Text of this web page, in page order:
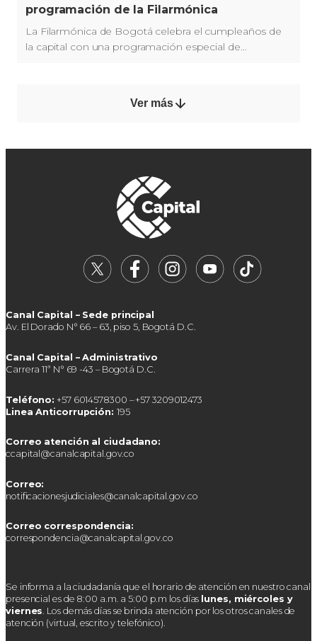
programación de la Filarmónica
La Filarmónica de Bogotá celebra el cumpleaños de
la capital con una programación especial de
Ver más
Canal Capital – Sede principal
Av. El Dorado N° 66 – 63, piso 5, Bogotá D.C.
Canal Capital – Administrativo
Carrera 11ª N° 69 -43 – Bogotá D.C.
Teléfono: +57 6014578300 – +57 3209012473
Linea Anticorrupción: 195
Correo atención al ciudadano:
ccapital@canalcapital.gov.co
Correo:
notificacionesjudiciales@canalcapital.gov.co
Correo correspondencia:
correspondencia@canalcapital.gov.co
Se informa a la ciudadanía que el horario de atención en nuestro canal
presencial es de 8:00 a.m. a 5:00 p.m los días lunes, miércoles y
viernes . Los demás días se brinda atención por los otros canales de
atención (virtual, escrito y telefónico).